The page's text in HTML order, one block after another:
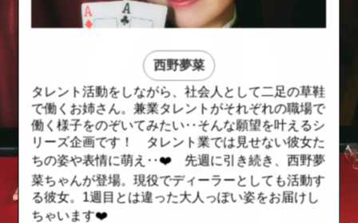
西野夢菜
タレント活動をしながら、社会人として二足の草鞋
で働くお姉さん。兼業タレントがそれぞれの職場で
働く様子をのぞいてみたい‥そんな願望を叶えるシ
リーズ企画です！ タレント業では見せない彼女た
ちの姿や表情に萌え‥❤️ 先週に引き続き、西野夢
菜ちゃんが登場。現役でディーラーとしても活動す
る彼女。1週目とは違った大人っぽい姿をお届けし
ちゃいます❤️
::fzkqzrz.oi ::fzkqzrz.oi